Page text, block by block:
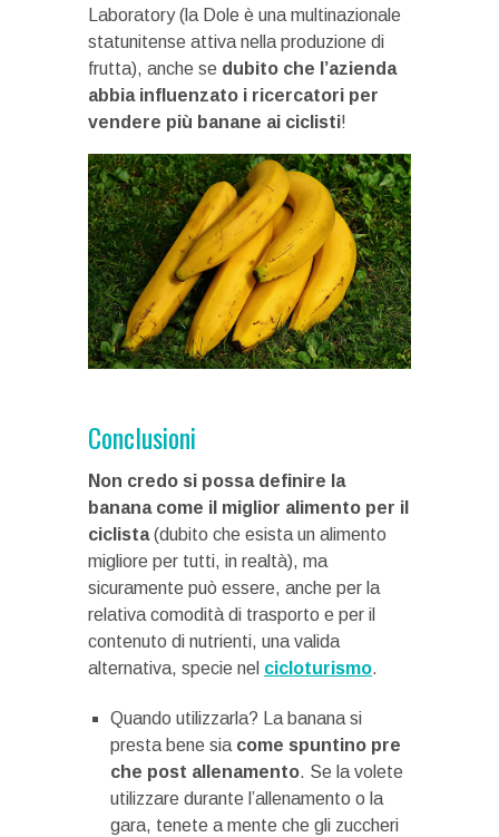
Laboratory (la Dole è una multinazionale
statunitense attiva nella produzione di
frutta), anche se dubito che l’azienda
abbia influenzato i ricercatori per
vendere più banane ai ciclisti!
Conclusioni
Non credo si possa definire la
banana come il miglior alimento per il
ciclista(dubito che esista un alimento
migliore per tutti, in realtà), ma
sicuramente può essere, anche per la
relativa comodità di trasporto e per il
contenuto di nutrienti, una valida
alternativa, specie nel cicloturismo.
Quando utilizzarla? La banana si
presta bene siacome spuntino pre
che post allenamento. Se la volete
utilizzare durante l’allenamento o la
gara, tenete a mente che gli zuccheri